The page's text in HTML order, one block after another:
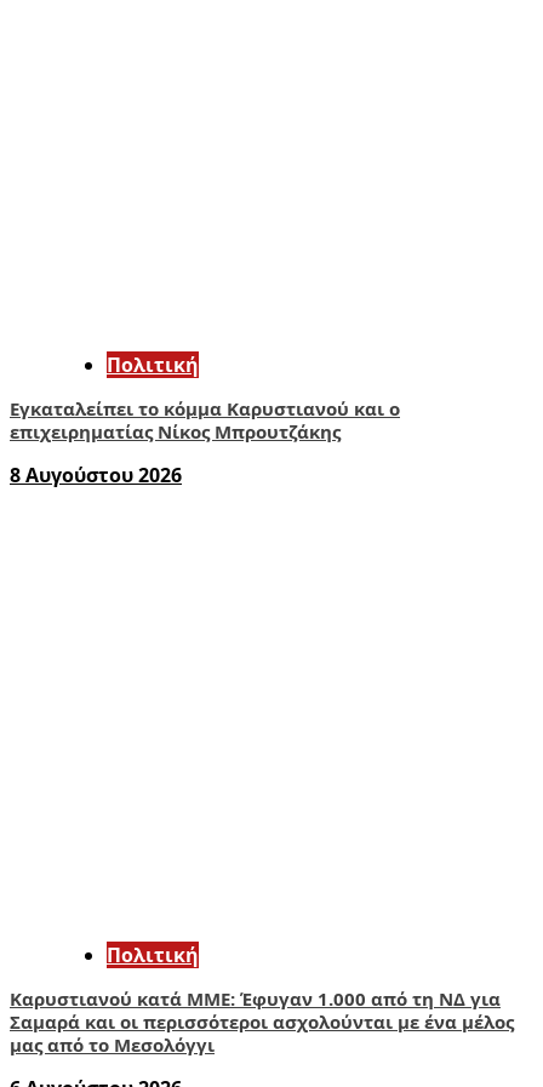
Πολιτική
Εγκαταλείπει το κόμμα Καρυστιανού και ο
επιχειρηματίας Νίκος Μπρουτζάκης
8 Αυγούστου 2026
Πολιτική
Καρυστιανού κατά ΜΜΕ: Έφυγαν 1.000 από τη ΝΔ για
Σαμαρά και οι περισσότεροι ασχολούνται με ένα μέλος
μας από το Μεσολόγγι